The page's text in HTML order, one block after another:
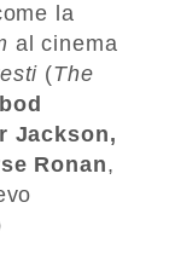
la
al cinema
(The
Jackson,
Ronan,